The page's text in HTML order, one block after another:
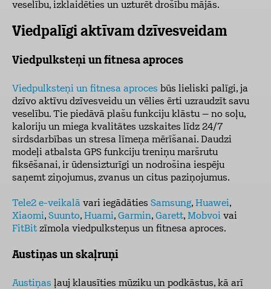
veselību, izklaidēties un uzturēt drošību mājās.
Viedpalīgi aktīvam dzīvesveidam
Viedpulksteņi un fitnesa aproces
Viedpulksteņi un fitnesa aproces būs lieliski palīgi, ja
dzīvo aktīvu dzīvesveidu un vēlies ērti uzraudzīt savu
veselību. Tie piedāvā plašu funkciju klāstu – no soļu,
kaloriju un miega kvalitātes uzskaites līdz 24/7
sirdsdarbības un stresa līmeņa mērīšanai. Daudzi
modeļi atbalsta GPS funkciju treniņu maršrutu
fiksēšanai, ir ūdensizturīgi un nodrošina iespēju
saņemt ziņojumus, zvanus un citus paziņojumus.
Tele2 e-veikalā vari iegādāties Samsung, Huawei,
Xiaomi, Suunto, Huami, Garmin, Garett, Mobvoi vai
FitBit zīmola viedpulksteņus un fitnesa aproces.
Austiņas un skaļruņi
Austiņas ļauj klausīties mūziku un podkāstus, kā arī